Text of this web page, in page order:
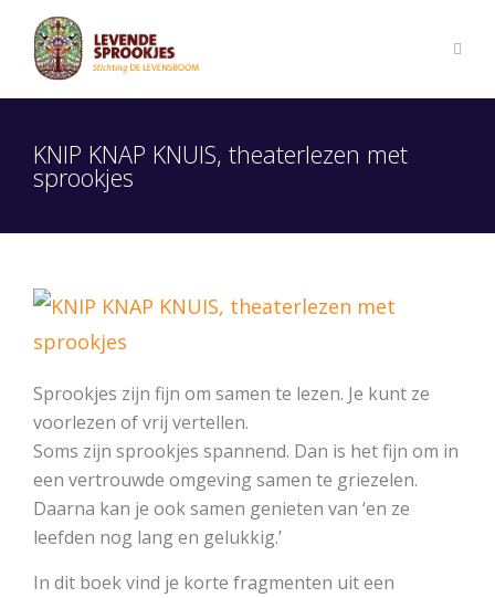
KNIP KNAP KNUIS, theaterlezen met
sprookjes
Sprookjes zijn fijn om samen te lezen. Je kunt ze
voorlezen of vrij vertellen.
Soms zijn sprookjes spannend. Dan is het fijn om in
een vertrouwde omgeving samen te griezelen.
Daarna kan je ook samen genieten van ‘en ze
leefden nog lang en gelukkig.’
In dit boek vind je korte fragmenten uit een